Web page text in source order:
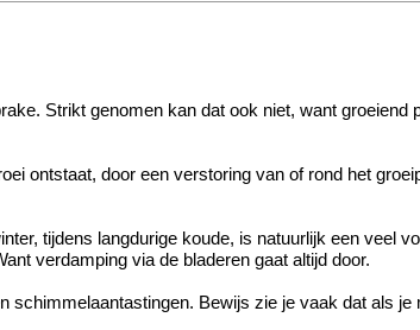
Strikt genomen kan dat ook niet, want
ontstaat, door een verstoring van of rond het
tijdens langdurige koude, is natuurlijk een veel
verdamping via de bladeren gaat altijd door.
Bewijs zie je vaak dat als